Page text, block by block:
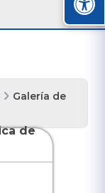
Galería de
de